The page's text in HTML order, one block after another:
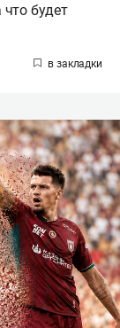
будет